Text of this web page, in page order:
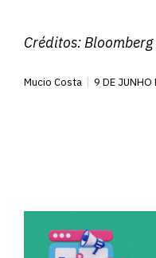
Créditos: Bloomberg
Mucio Costa 9 DE JUNHO